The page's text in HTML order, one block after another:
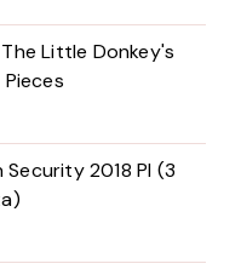
Little Donkey's
2018 Pl (3